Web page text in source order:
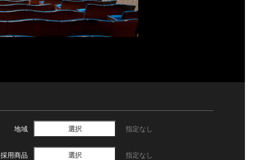
地域 選択 指定なし
採用商品 選択 指定なし